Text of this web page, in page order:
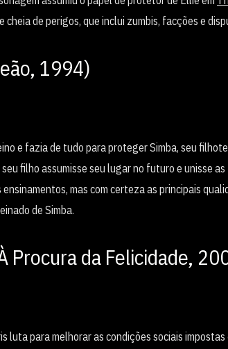
de perigos, que inclui zumbis, facções e
1994)
e fazia de tudo para proteger Simba, seu
filho assumisse seu lugar no futuro e unisse
mas com certeza as principais
de Simba.
Procura da Felicidade,
luta para melhorar as condições sociais